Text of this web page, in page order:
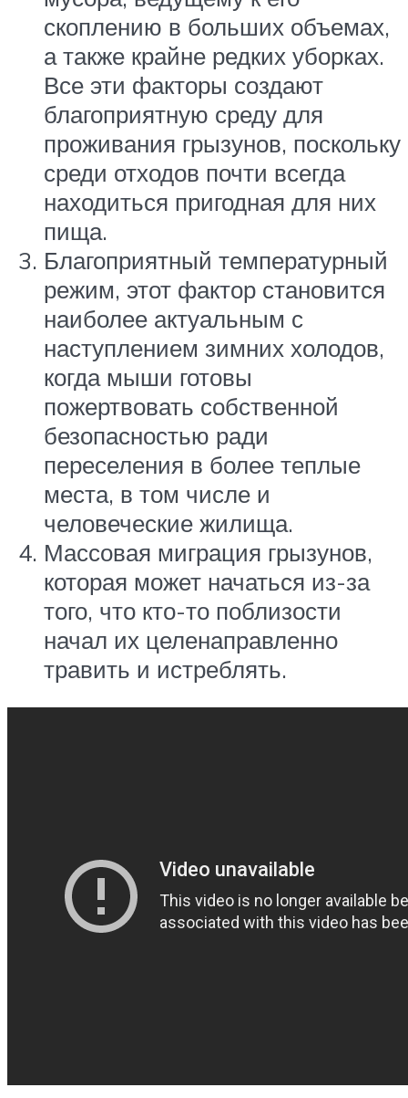
скоплению в больших объемах,
а также крайне редких уборках.
Все эти факторы создают
благоприятную среду для
проживания грызунов, поскольку
среди отходов почти всегда
находиться пригодная для них
пища.
Благоприятный температурный
режим, этот фактор становится
наиболее актуальным с
наступлением зимних холодов,
когда мыши готовы
пожертвовать собственной
безопасностью ради
переселения в более теплые
места, в том числе и
человеческие жилища.
Массовая миграция грызунов,
которая может начаться из-за
того, что кто-то поблизости
начал их целенаправленно
травить и истреблять.